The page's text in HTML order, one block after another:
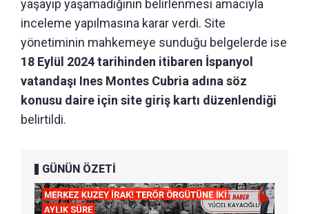
yaşayıp yaşamadığının belirlenmesi amacıyla
inceleme yapılmasına karar verdi. Site
yönetiminin mahkemeye sunduğu belgelerde ise
18 Eylül 2024 tarihinden itibaren İspanyol
vatandaşı Ines Montes Cubria adına söz
konusu daire için site giriş kartı düzenlendiği
belirtildi.
GÜNÜN ÖZETİ